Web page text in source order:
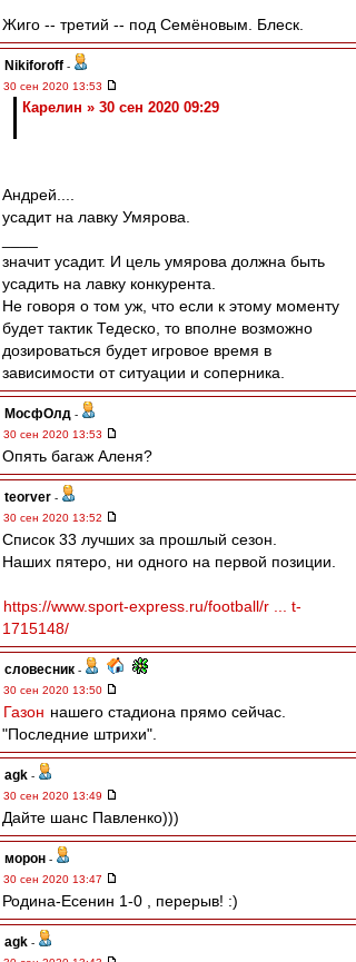
Жиго -- третий -- под Семёновым. Блеск.
Nikiforoff -
30 сен 2020 13:53
Карелин » 30 сен 2020 09:29
Андрей....
усадит на лавку Умярова.
значит усадит. И цель умярова должна быть
усадить на лавку конкурента.
Не говоря о том уж, что если к этому моменту
будет тактик Тедеско, то вполне возможно
дозироваться будет игровое время в
зависимости от ситуации и соперника.
МосфОлд -
30 сен 2020 13:53
Опять багаж Аленя?
teorver -
30 сен 2020 13:52
Список 33 лучших за прошлый сезон.
Наших пятеро, ни одного на первой позиции.
https://www.sport-express.ru/football/r ... t-
1715148/
словесник -
30 сен 2020 13:50
Газон нашего стадиона прямо сейчас.
"Последние штрихи".
agk -
30 сен 2020 13:49
Дайте шанс Павленко)))
морон -
30 сен 2020 13:47
Родина-Есенин 1-0 , перерыв! :)
agk -